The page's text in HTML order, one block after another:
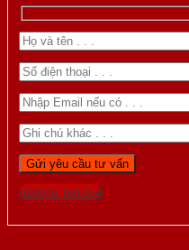
Gọi 0976.169.864